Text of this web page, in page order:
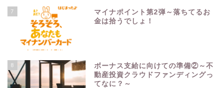
7
マイナポイント第2弾～落ちてるお
金は拾うでしょ！
8
ボーナス支給に向けての準備②～不
動産投資クラウドファンディングっ
てなに？～